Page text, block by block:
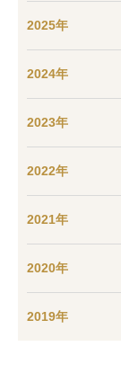
2025年
2024年
2023年
2022年
2021年
2020年
2019年